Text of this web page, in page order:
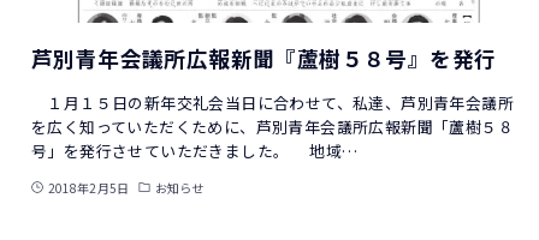
芦別青年会議所広報新聞『蘆樹５８号』を発行
１月１５日の新年交礼会当日に合わせて、私達、芦別青年会議所
を広く知っていただくために、芦別青年会議所広報新聞「蘆樹５８
号」を発行させていただきました。 地域…
2018年2月5日 お知らせ